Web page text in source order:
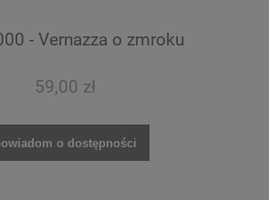
- Vernazza o zmroku
59,00 zł
o dostępności